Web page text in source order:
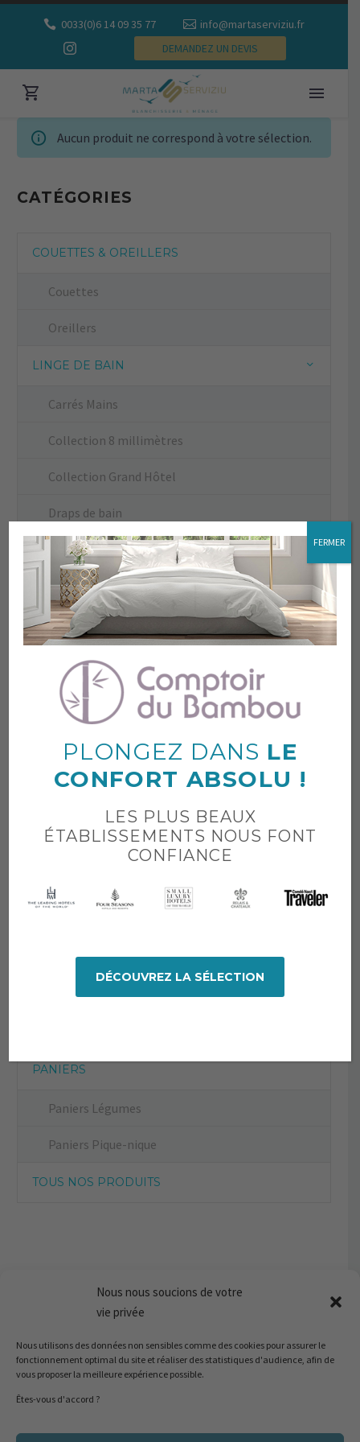
Nous nous soucions de votre
vie privée
Nous utilisons des données non sensibles comme des cookies pour assurer le
fonctionnement optimal du site et réaliser des statistiques d'audience, afin de
vous proposer la meilleure expérience possible.
Êtes-vous d'accord ?
0033(0)6 14 09 35 77
info@martaserviziu.fr
DEMANDEZ UN DEVIS
Aucun produit ne correspond à votre sélection.
CATÉGORIES
COUETTES & OREILLERS
Couettes
Oreillers
LINGE DE BAIN
Carrés Mains
Collection 8 millimètres
Collection Grand Hôtel
Draps de bain
Draps de douche
La Plage
Le Petit Bambou
Peignoir
Serviettes de toilette
Draps Housse
PANIERS
Paniers Légumes
Paniers Pique-nique
TOUS NOS PRODUITS
20137 Porto-Vecchio
PLONGEZ DANS LE
CONFORT ABSOLU !
LES PLUS BEAUX
ÉTABLISSEMENTS NOUS FONT
CONFIANCE
DÉCOUVREZ LA SÉLECTION
FERMER